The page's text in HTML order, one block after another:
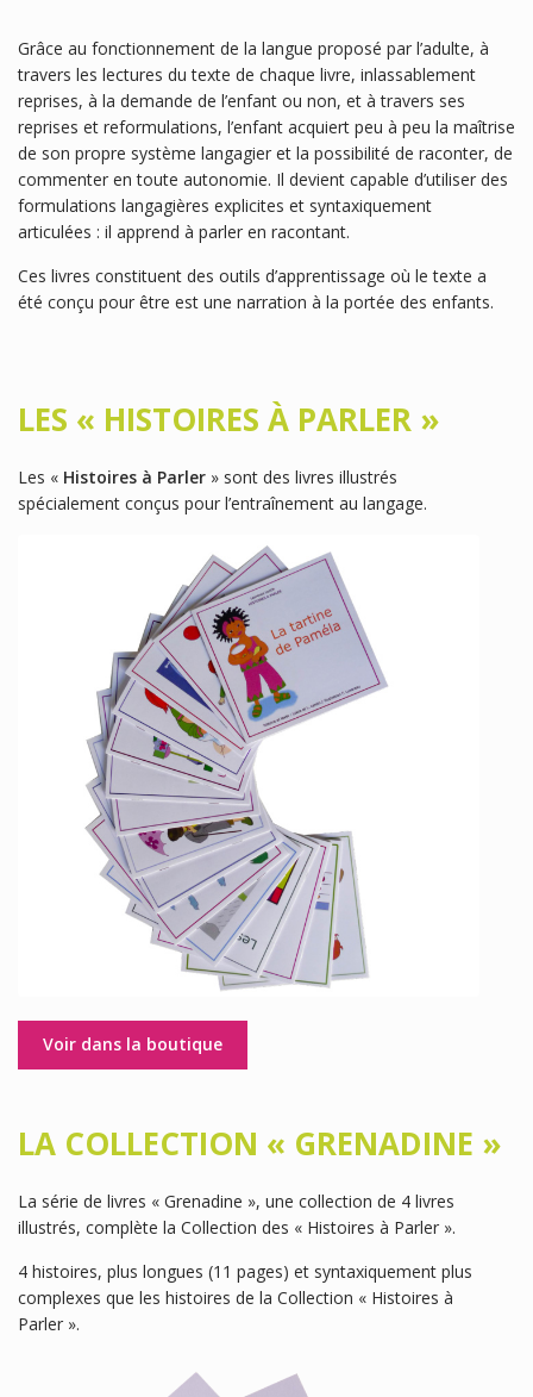
Grâce au fonctionnement de la langue proposé par l’adulte, à
travers les lectures du texte de chaque livre, inlassablement
reprises, à la demande de l’enfant ou non, et à travers ses
reprises et reformulations, l’enfant acquiert peu à peu la maîtrise
de son propre système langagier et la possibilité de raconter, de
commenter en toute autonomie. Il devient capable d’utiliser des
formulations langagières explicites et syntaxiquement
articulées : il apprend à parler en racontant.
Ces livres constituent des outils d’apprentissage où le texte a
été conçu pour être est une narration à la portée des enfants.
LES « HISTOIRES À PARLER »
Les « Histoires à Parler » sont des livres illustrés
spécialement conçus pour l’entraînement au langage.
Voir dans la boutique
LA COLLECTION « GRENADINE »
La série de livres « Grenadine », une collection de 4 livres
illustrés, complète la Collection des « Histoires à Parler ».
4 histoires, plus longues (11 pages) et syntaxiquement plus
complexes que les histoires de la Collection « Histoires à
Parler ».